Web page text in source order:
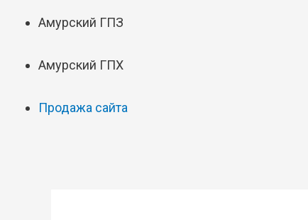
Амурский ГПЗ
Амурский ГПХ
Продажа сайта